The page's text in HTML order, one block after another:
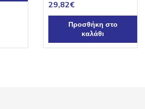
29,82€
Προσθήκη στο
καλάθι